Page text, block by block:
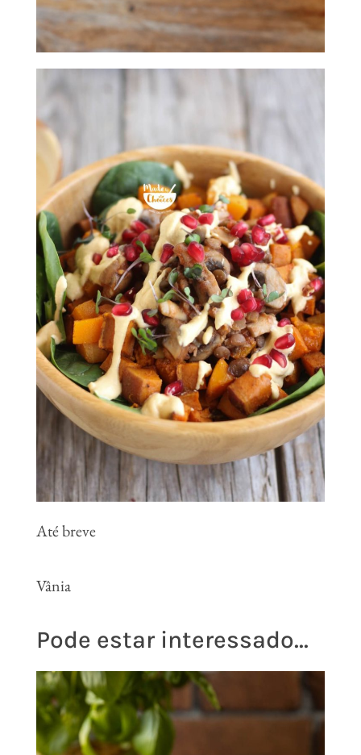
Até breve
Vânia
Pode estar interessado...